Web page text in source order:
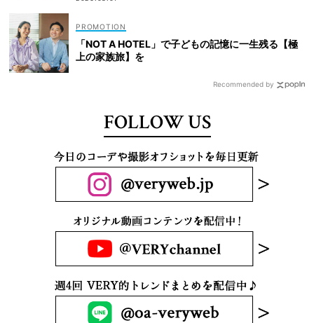
「NOT A HOTEL」で子どもの記憶に一生残る【極
上の家族旅】を
Recommended by
FOLLOW US